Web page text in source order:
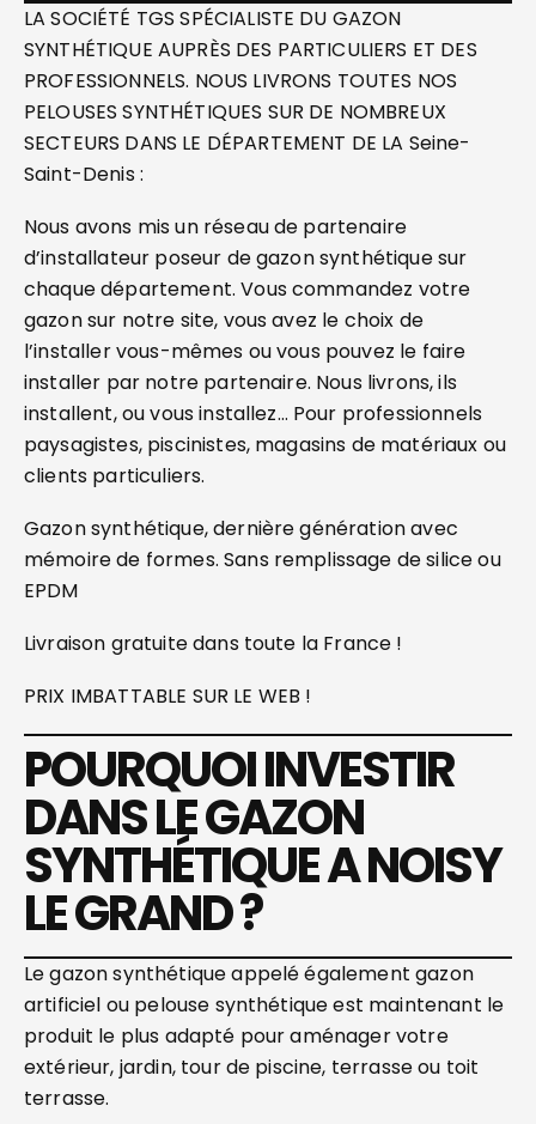
LA SOCIÉTÉ TGS SPÉCIALISTE DU GAZON
SYNTHÉTIQUE AUPRÈS DES PARTICULIERS ET DES
PROFESSIONNELS. NOUS LIVRONS TOUTES NOS
PELOUSES SYNTHÉTIQUES SUR DE NOMBREUX
SECTEURS DANS LE DÉPARTEMENT DE LA Seine-
Saint-Denis :
Nous avons mis un réseau de partenaire
d’installateur poseur de gazon synthétique sur
chaque département. Vous commandez votre
gazon sur notre site, vous avez le choix de
l’installer vous-mêmes ou vous pouvez le faire
installer par notre partenaire. Nous livrons, ils
installent, ou vous installez… Pour professionnels
paysagistes, piscinistes, magasins de matériaux ou
clients particuliers.
Gazon synthétique, dernière génération avec
mémoire de formes. Sans remplissage de silice ou
EPDM
Livraison gratuite dans toute la France !
PRIX IMBATTABLE SUR LE WEB !
POURQUOI INVESTIR
DANS LE GAZON
SYNTHÉTIQUE A NOISY
LE GRAND ?
Le gazon synthétique appelé également gazon
artificiel ou pelouse synthétique est maintenant le
produit le plus adapté pour aménager votre
extérieur, jardin, tour de piscine, terrasse ou toit
terrasse.